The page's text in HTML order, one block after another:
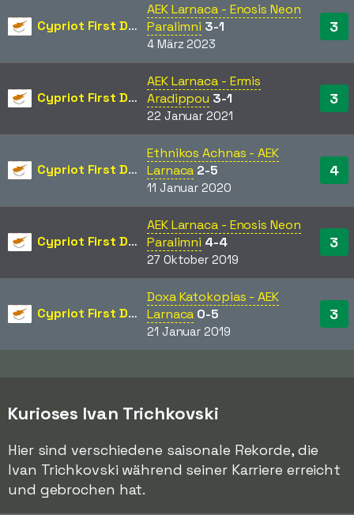
Cypriot First Division
AEK Larnaca - Enosis Neon
Paralimni 3-1
4 März 2023
3
Cypriot First Division
AEK Larnaca - Ermis
Aradippou 3-1
22 Januar 2021
3
Cypriot First Division
Ethnikos Achnas - AEK
Larnaca 2-5
11 Januar 2020
4
Cypriot First Division
AEK Larnaca - Enosis Neon
Paralimni 4-4
27 Oktober 2019
3
Cypriot First Division
Doxa Katokopias - AEK
Larnaca 0-5
21 Januar 2019
3
Kurioses Ivan Trichkovski
Hier sind verschiedene saisonale Rekorde, die
Ivan Trichkovski während seiner Karriere erreicht
und gebrochen hat.